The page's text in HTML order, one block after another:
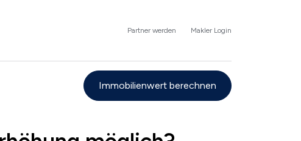
Partner werden Makler Login
Immobilienwert berechnen